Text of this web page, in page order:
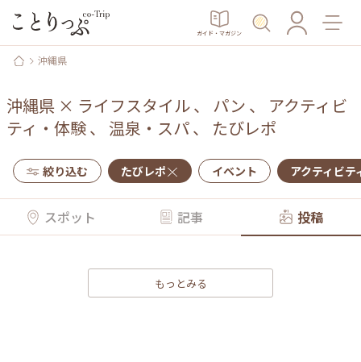
ガイド・マガジン
沖縄県
沖縄県 × ライフスタイル、 パン 、 アクティビ
ティ・体験、 温泉・スパ、 たびレポ
絞り込む たびレポ イベント アクティビテ
スポット 記事 投稿
もっとみる